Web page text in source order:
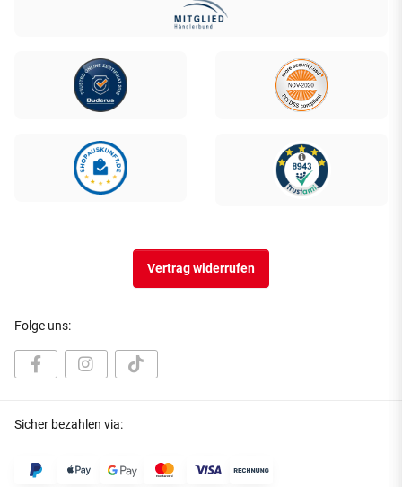
Vertrag widerrufen
Folge uns:
Sicher bezahlen via: